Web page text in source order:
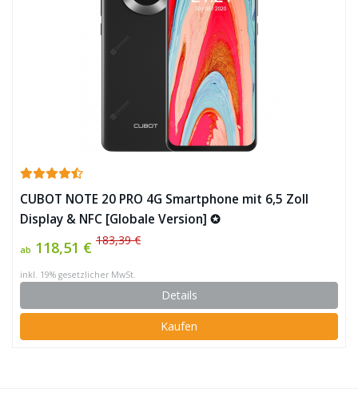
CUBOT NOTE 20 PRO 4G Smartphone mit 6,5 Zoll
Display & NFC [Globale Version] ✪
ab 118,51 € 183,39 €
inkl. 19% gesetzlicher MwSt.
Details
Kaufen